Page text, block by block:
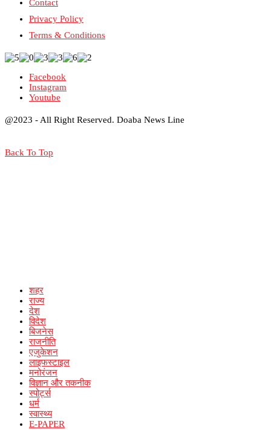
Contact
Privacy Policy
Terms & Conditions
Facebook
Instagram
Youtube
@2023 - All Right Reserved. Doaba News Line
Back To Top
शहर
राज्य
देश
विदेश
बिजनेस
राजनीति
एजुकेशन
लाइफस्टाइल
मनोरंजन
विज्ञान और तकनीक
स्पोर्ट्स
धर्म
स्वास्थ्य
E-PAPER